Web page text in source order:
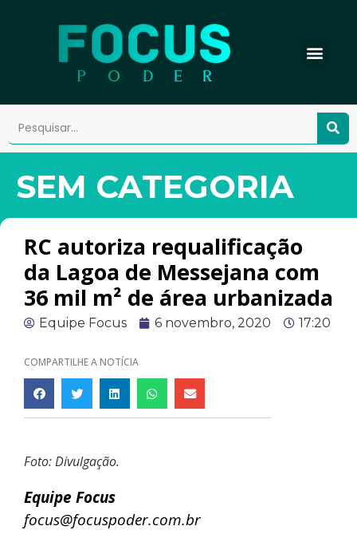
SEM CATEGORIA
RC autoriza requalificação
da Lagoa de Messejana com
36 mil m² de área urbanizada
Equipe Focus 6 novembro, 2020 17:20
COMPARTILHE A NOTÍCIA
Foto: Divulgação.
Equipe Focus
focus@focuspoder.com.br